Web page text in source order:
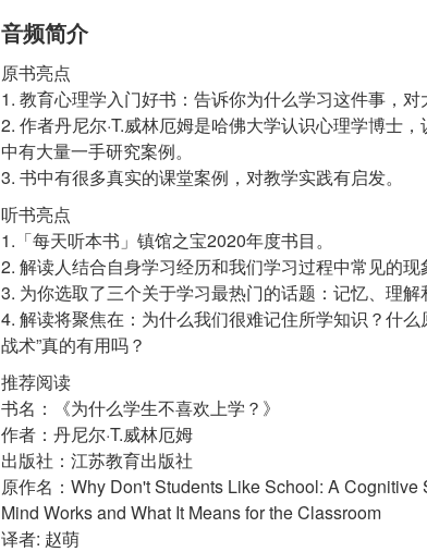
音频简介
原书亮点
1. 教育心理学入门好书：告诉你为什么学习这件事，对
2. 作者丹尼尔·T.威林厄姆是哈佛大学认识心理学博士
中有大量一手研究案例。
听书亮点
1.「每天听本书」镇馆之宝2020年度书目。
2. 解读人结合自身学习经历和我们学习过程中常见的现
3. 为你选取了三个关于学习最热门的话题：记忆、理解
4. 解读将聚焦在：为什么我们很难记住所学知识？什
推荐阅读
书名：《为什么学生不喜欢上学？》
作者：丹尼尔·T.威林厄姆
出版社：江苏教育出版社
原作名：Why Don't Students Like School: A
Mind Works and What It Means for the Classroom
译者: 赵萌